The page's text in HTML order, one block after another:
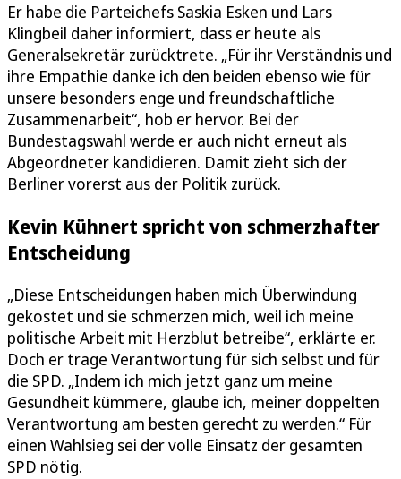
Er habe die Parteichefs Saskia Esken und Lars
Klingbeil daher informiert, dass er heute als
Generalsekretär zurücktrete. „Für ihr Verständnis und
ihre Empathie danke ich den beiden ebenso wie für
unsere besonders enge und freundschaftliche
Zusammenarbeit“, hob er hervor. Bei der
Bundestagswahl werde er auch nicht erneut als
Abgeordneter kandidieren. Damit zieht sich der
Berliner vorerst aus der Politik zurück.
Kevin Kühnert spricht von schmerzhafter
Entscheidung
„Diese Entscheidungen haben mich Überwindung
gekostet und sie schmerzen mich, weil ich meine
politische Arbeit mit Herzblut betreibe“, erklärte er.
Doch er trage Verantwortung für sich selbst und für
die SPD. „Indem ich mich jetzt ganz um meine
Gesundheit kümmere, glaube ich, meiner doppelten
Verantwortung am besten gerecht zu werden.“ Für
einen Wahlsieg sei der volle Einsatz der gesamten
SPD nötig.